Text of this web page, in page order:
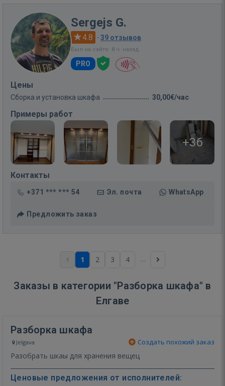
Sergejs G.
4.8 · 39 отзывов
Был на сайте: 8 ч. назад
PRO
Цены
Сборка и установка шкафа 30,00€/час
Примеры работ
+36
Контакты
+371 *** *** 54 Эл. почта WhatsApp
Предложить заказ
1 2 3 4 ...
Заказы в категории "Разборка шкафа" в
Елгаве
Разборка шкафа
Jelgava Создать похожий заказ
Разобрать шкаы для хранения вещец
Ценовые предложения от исполнителей: